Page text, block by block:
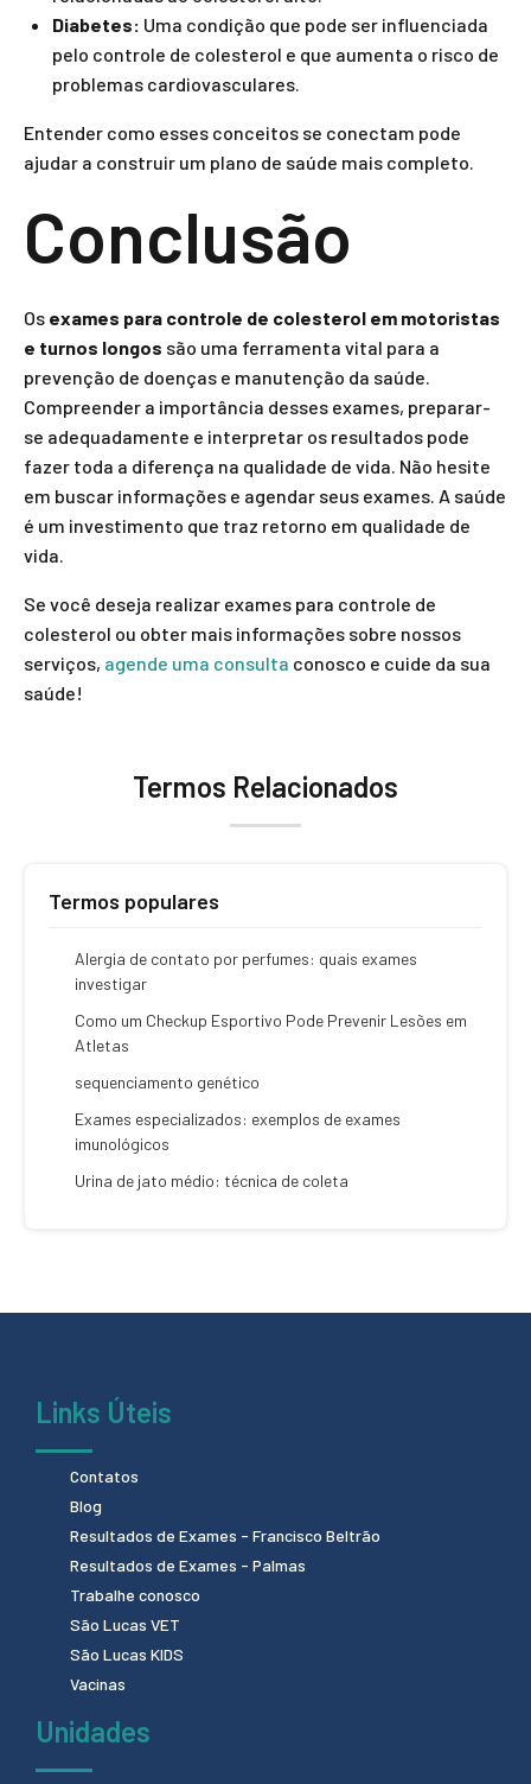
Diabetes: Uma condição que pode ser influenciada
pelo controle de colesterol e que aumenta o risco de
problemas cardiovasculares.
Entender como esses conceitos se conectam pode
ajudar a construir um plano de saúde mais completo.
Conclusão
Os exames para controle de colesterol em motoristas
e turnos longos são uma ferramenta vital para a
prevenção de doenças e manutenção da saúde.
Compreender a importância desses exames, preparar-
se adequadamente e interpretar os resultados pode
fazer toda a diferença na qualidade de vida. Não hesite
em buscar informações e agendar seus exames. A saúde
é um investimento que traz retorno em qualidade de
vida.
Se você deseja realizar exames para controle de
colesterol ou obter mais informações sobre nossos
serviços, agende uma consulta conosco e cuide da sua
saúde!
Termos Relacionados
Termos populares
Alergia de contato por perfumes: quais exames
investigar
Como um Checkup Esportivo Pode Prevenir Lesões em
Atletas
sequenciamento genético
Exames especializados: exemplos de exames
imunológicos
Urina de jato médio: técnica de coleta
Links Úteis
Contatos
Blog
Resultados de Exames - Francisco Beltrão
Resultados de Exames - Palmas
Trabalhe conosco
São Lucas VET
São Lucas KIDS
Vacinas
Unidades